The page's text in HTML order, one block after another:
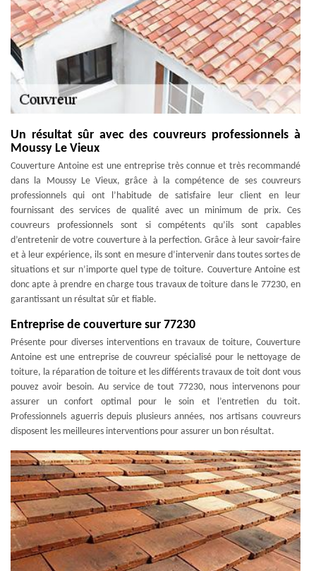
Un résultat sûr avec des couvreurs professionnels à
Moussy Le Vieux
Couverture Antoine est une entreprise très connue et très recommandé
dans la Moussy Le Vieux, grâce à la compétence de ses couvreurs
professionnels qui ont l’habitude de satisfaire leur client en leur
fournissant des services de qualité avec un minimum de prix. Ces
couvreurs professionnels sont si compétents qu’ils sont capables
d’entretenir de votre couverture à la perfection. Grâce à leur savoir-faire
et à leur expérience, ils sont en mesure d’intervenir dans toutes sortes de
situations et sur n’importe quel type de toiture. Couverture Antoine est
donc apte à prendre en charge tous travaux de toiture dans le 77230, en
garantissant un résultat sûr et fiable.
Entreprise de couverture sur 77230
Présente pour diverses interventions en travaux de toiture, Couverture
Antoine est une entreprise de couvreur spécialisé pour le nettoyage de
toiture, la réparation de toiture et les différents travaux de toit dont vous
pouvez avoir besoin. Au service de tout 77230, nous intervenons pour
assurer un confort optimal pour le soin et l’entretien du toit.
Professionnels aguerris depuis plusieurs années, nos artisans couvreurs
disposent les meilleures interventions pour assurer un bon résultat.